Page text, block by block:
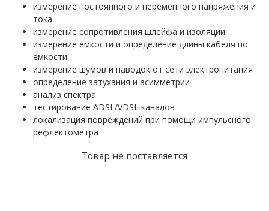
измерение постоянного и переменного напряжения и
тока
измерение сопротивления шлейфа и изоляции
измерение емкости и определение длины кабеля по
емкости
измерение шумов и наводок от сети электропитания
определение затухания и асимметрии
анализ спектра
тестирование ADSL/VDSL каналов
локализация повреждений при помощи импульсного
рефлектометра
Товар не поставляется